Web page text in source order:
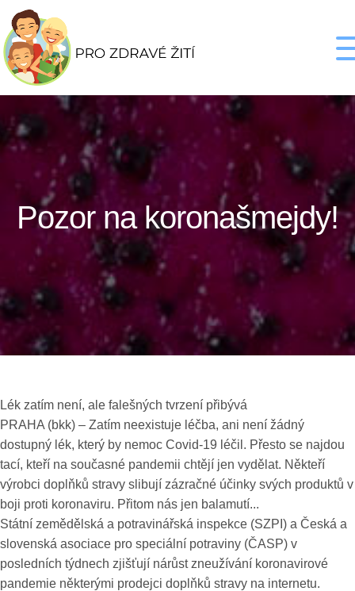
Pozor na koronašmejdy!
Lék zatím není, ale falešných tvrzení přibývá
PRAHA (bkk) – Zatím neexistuje léčba, ani není žádný
dostupný lék, který by nemoc Covid-19 léčil. Přesto se najdou
tací, kteří na současné pandemii chtějí jen vydělat. Někteří
výrobci doplňků stravy slibují zázračné účinky svých produktů v
boji proti koronaviru. Přitom nás jen balamutí...
Státní zemědělská a potravinářská inspekce (SZPI) a Česká a
slovenská asociace pro speciální potraviny (ČASP) v
posledních týdnech zjišťují nárůst zneužívání koronavirové
pandemie některými prodejci doplňků stravy na internetu.